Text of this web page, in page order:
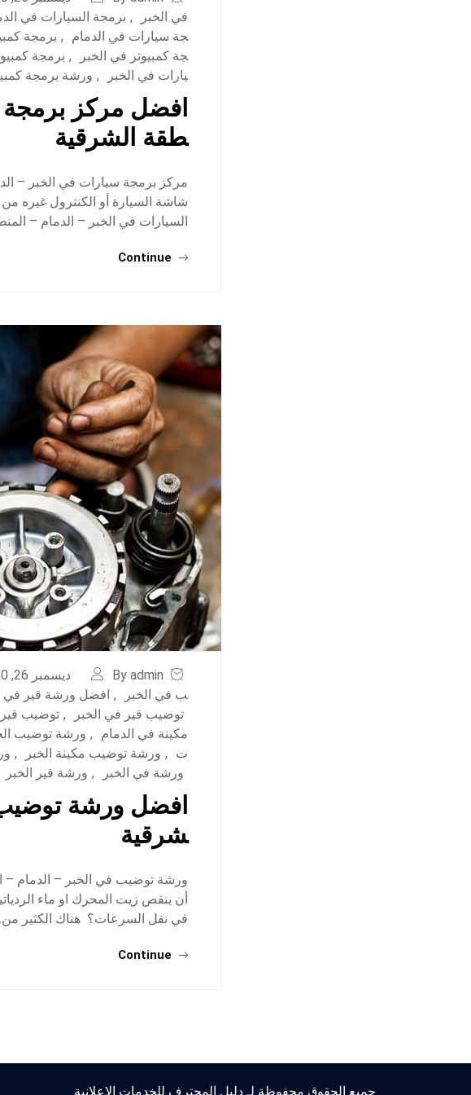
في الخبر
, برمجة السيارات في
جة سيارات في الدمام
, برمجة
جة كمبيوتر في الخبر
, برمجة
يارات في الخبر
, ورشة برمجة
افضل مركز برمجة
طقة الشرقية
مركز برمجة سيارات في الخبر –
شاشة السيارة أو الكنترول غيره
السيارات في الخبر – الدمام –
Continue
By admin ديسمبر 26, 2020
ب في الخبر
, افضل ورشة قير في
توضيب قير في الخبر
, توضيب
مكينة في الدمام
, ورشة توضيب
ت
, ورشة توضيب مكينة الخبر ,
ورشة في الخبر
, ورشة قير الخبر
افضل ورشة توضيب
شرقية
ورشة توضيب في الخبر – الدمام
أن ينقص زيت المحرك او ماء
في نقل السرعات؟ هناك الكثير
Continue
جميع الحقوق محفوظة لـ دليل المحترف للخدمات الاعلانية